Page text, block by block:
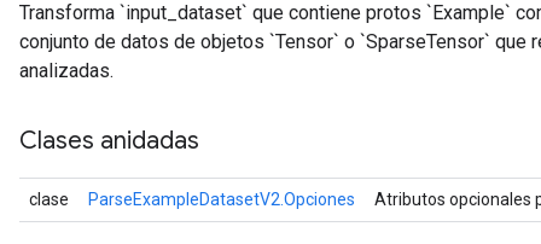
Transforma `input_dataset` que contiene protos `Example`
conjunto de datos de objetos `Tensor` o `SparseTensor` que
analizadas.
Clases anidadas
clase ParseExampleDatasetV2.Opciones Atributos opcionales